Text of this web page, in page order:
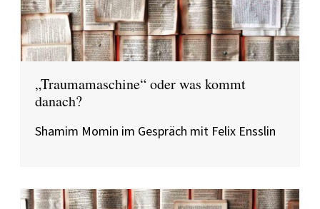
„Traumamaschine“ oder was kommt
danach?
Shamim Momin im Gespräch mit Felix Ensslin